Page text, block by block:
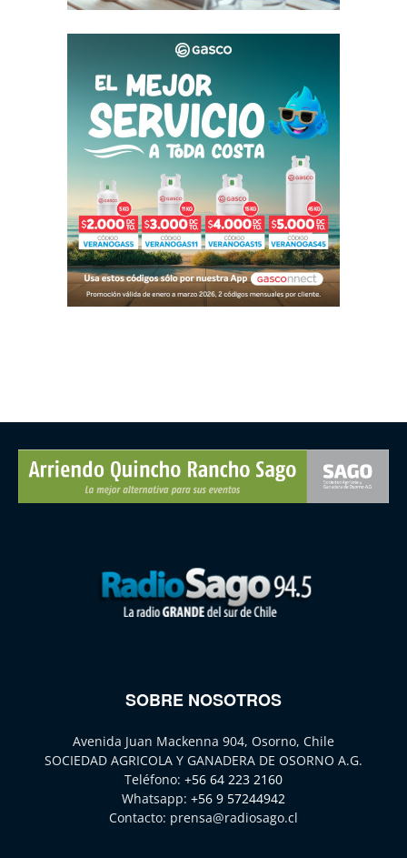
SOBRE NOSOTROS
Avenida Juan Mackenna 904, Osorno, Chile
SOCIEDAD AGRICOLA Y GANADERA DE OSORNO A.G.
Teléfono: +56 64 223 2160
Whatsapp: +56 9 57244942
Contacto: prensa@radiosago.cl